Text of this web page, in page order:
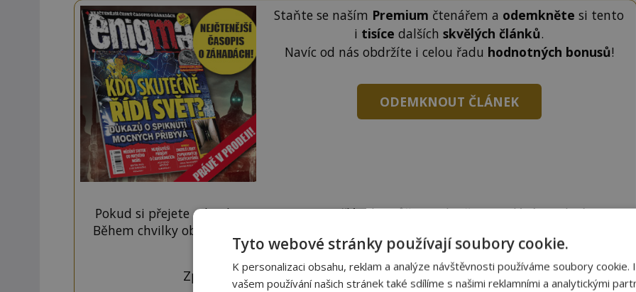
Staňte se naším Premium čtenářem a odemkněte si tento
i tisíce dalšíchskvělých článků.
Navíc od nás obdržíte i celou řadu hodnotných bonusů!
ODEMKNOUT ČLÁNEK
Pokud si přejete odemknout pouze tento článek, můžete tak učinit zasláním jediné SMS.
Během chvilky obdržíte číselný kód, který opíšete do následujícího okénka a kliknutím na
tlačítko jej odemknete.
Zprávu ve tvaru "CTU CLANEK" odešlete na číslo903 33 20.
Tyto webové stránky používají soubory cookie.
K personalizaci obsahu, reklam a analýze návštěvnosti používáme soubory cookie.
vašem používání našich stránek také sdílíme s našimi reklamními a analytickými